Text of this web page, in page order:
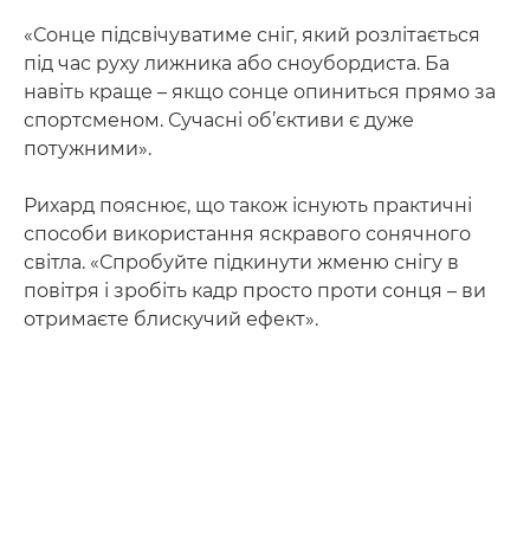
«Сонце підсвічуватиме сніг, який розлітається
під час руху лижника або сноубордиста. Ба
навіть краще – якщо сонце опиниться прямо за
спортсменом. Сучасні об’єктиви є дуже
потужними».
Рихард пояснює, що також існують практичні
способи використання яскравого сонячного
світла. «Спробуйте підкинути жменю снігу в
повітря і зробіть кадр просто проти сонця – ви
отримаєте блискучий ефект».